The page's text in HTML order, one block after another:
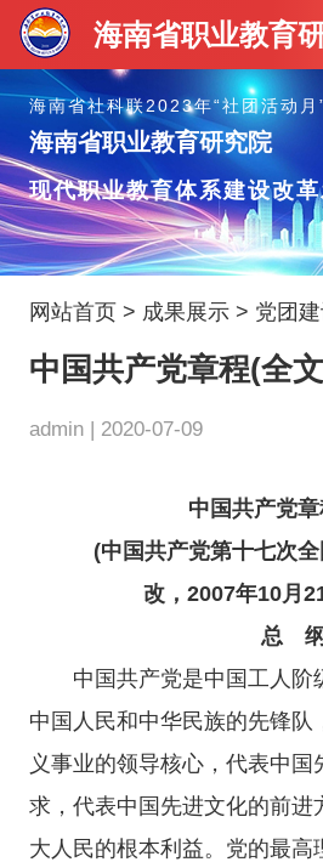
海南省职业教育
海南省社科联2023年“社团活动月
海南省职业教育研究院
现代职业教育体系建设改
网站首页 > 成果展示> 党团
中国共产党章程(全
admin | 2020-07-09
中国共产党
(中国共产党第十七次
改，2007年10月
总 纲
中国共产党是中国工人阶
中国人民和中华民族的先锋队
义事业的领导核心，代表中
求，代表中国先进文化的前进
大人民的根本利益。党的最高